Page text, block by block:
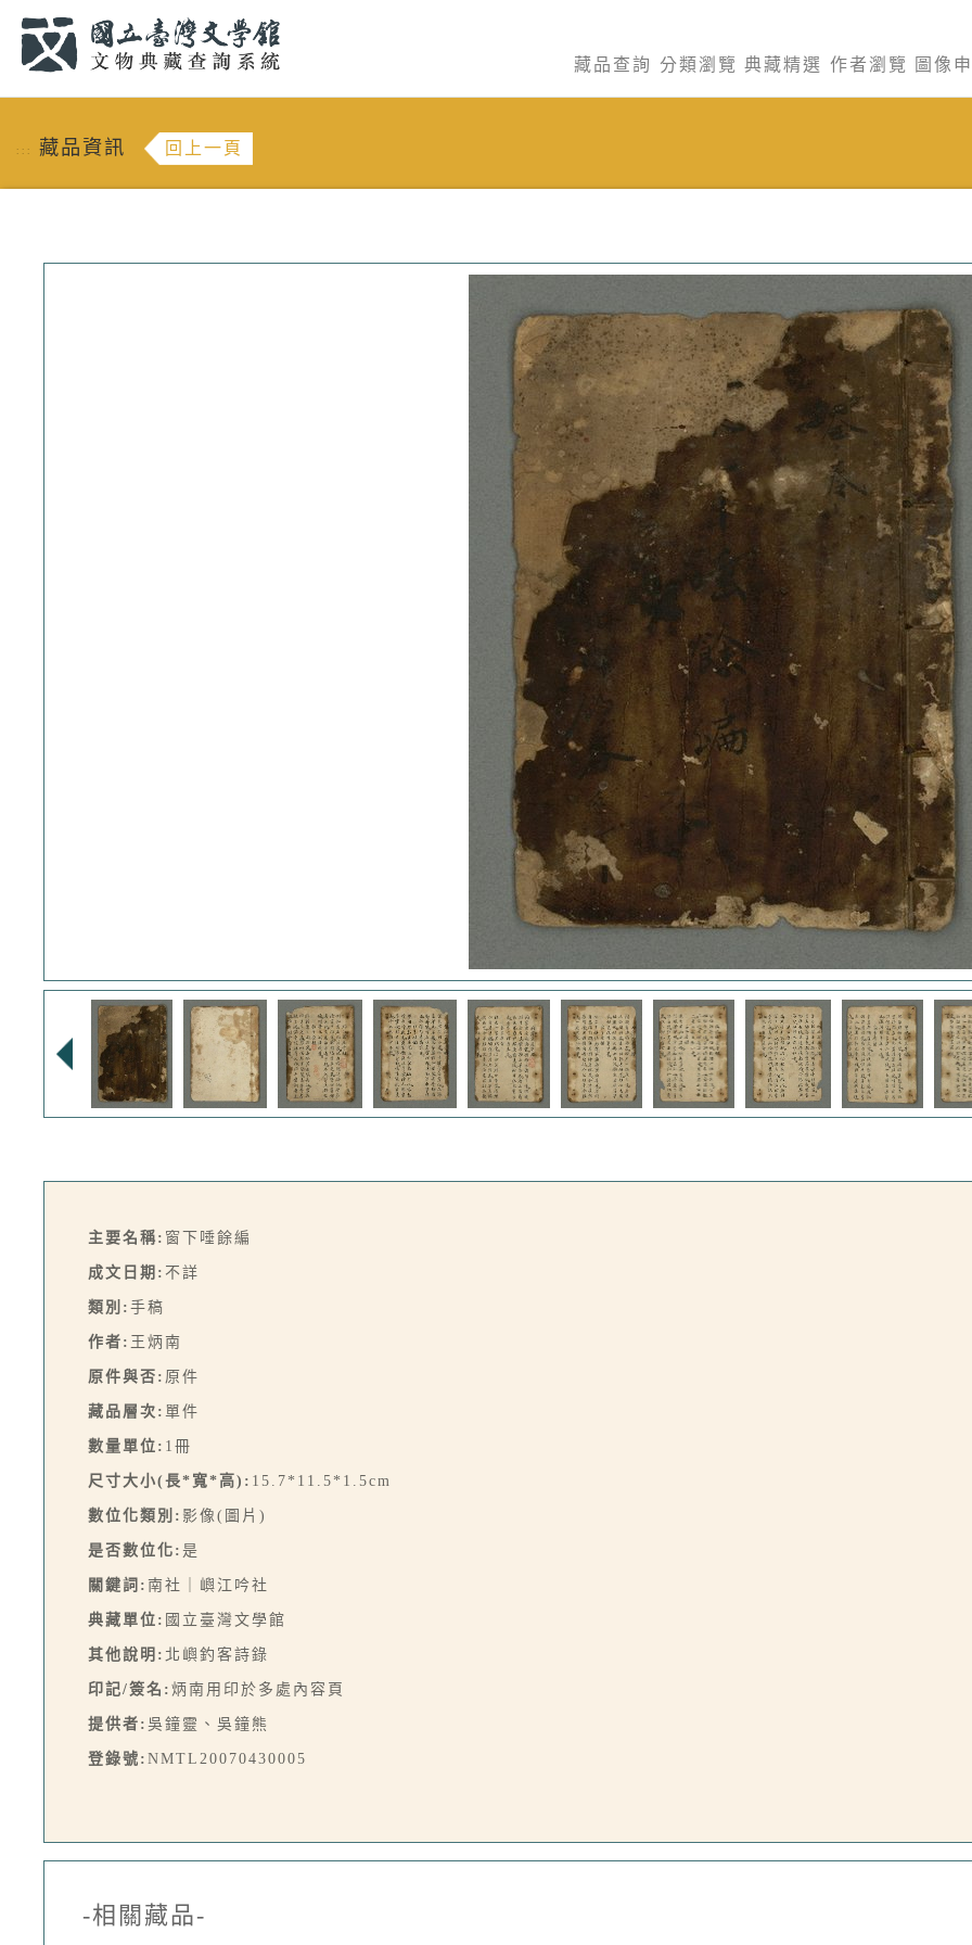
藏品查詢 分類瀏覽 典藏精選 作者瀏覽 圖像
::: 藏品資訊 回上一頁
主要名稱: 窗下唾餘編
成文日期: 不詳
類別: 手稿
作者: 王炳南
原件與否: 原件
藏品層次: 單件
數量單位: 1冊
尺寸大小(長*寬*高): 15.7*11.5*1.5cm
數位化類別: 影像(圖片)
是否數位化: 是
關鍵詞: 南社｜嶼江吟社
典藏單位: 國立臺灣文學館
其他說明: 北嶼釣客詩錄
印記/簽名: 炳南用印於多處內容頁
提供者: 吳鐘靈、吳鐘熊
登錄號: NMTL20070430005
-相關藏品-